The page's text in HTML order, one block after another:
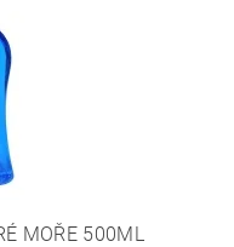
MOŘE 500ML